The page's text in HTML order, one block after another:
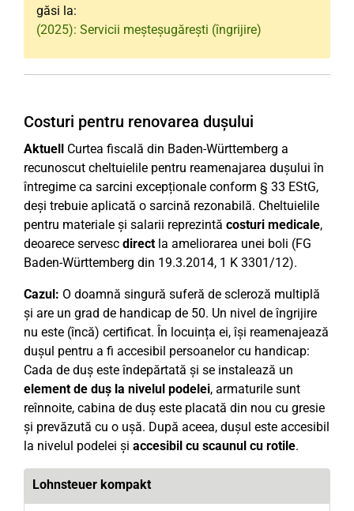
găsi la:
(2025): Servicii meșteșugărești (îngrijire)
Costuri pentru renovarea dușului
Aktuell Curtea fiscală din Baden-Württemberg a
recunoscut cheltuielile pentru reamenajarea dușului în
întregime ca sarcini excepționale conform § 33 EStG,
deși trebuie aplicată o sarcină rezonabilă. Cheltuielile
pentru materiale și salarii reprezintă costuri medicale,
deoarece servesc directla ameliorarea unei boli (FG
Baden-Württemberg din 19.3.2014, 1 K 3301/12).
Cazul: O doamnă singură suferă de scleroză multiplă
și are un grad de handicap de 50. Un nivel de îngrijire
nu este (încă) certificat. În locuința ei, își reamenajează
dușul pentru a fi accesibil persoanelor cu handicap:
Cada de duș este îndepărtată și se instalează un
element de duș la nivelul podelei, armaturile sunt
reînnoite, cabina de duș este placată din nou cu gresie
și prevăzută cu o ușă. După aceea, dușul este accesibil
la nivelul podelei și accesibil cu scaunul cu rotile.
Lohnsteuer kompakt